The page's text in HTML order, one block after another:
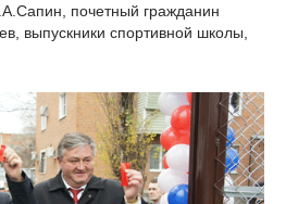
почетный гражданин
выпускники спортивной школы,